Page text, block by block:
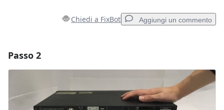
Chiedi a FixBot Aggiungi un commento
Passo 2